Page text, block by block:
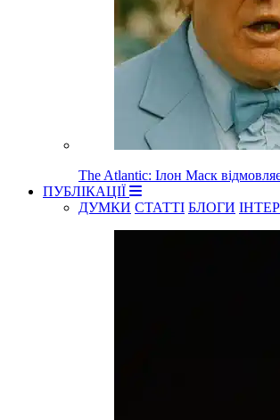
The Atlantic: Ілон Маск
ПУБЛІКАЦІЇ
ДУМКИ СТАТТІ БЛОГИ